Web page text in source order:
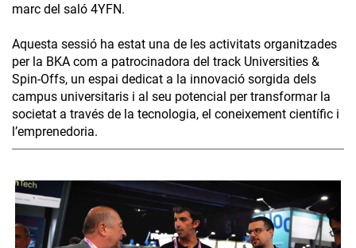
marc del saló 4YFN.
Aquesta sessió ha estat una de les activitats organitzades
per la BKA com a patrocinadora del track Universities &
Spin-Offs, un espai dedicat a la innovació sorgida dels
campus universitaris i al seu potencial per transformar la
societat a través de la tecnologia, el coneixement científic i
l’emprenedoria.